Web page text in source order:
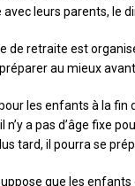
leurs parents, le
de retraite est
au mieux
les enfants à la
n’y a pas d’âge fixe
tard, il pourra se
que les